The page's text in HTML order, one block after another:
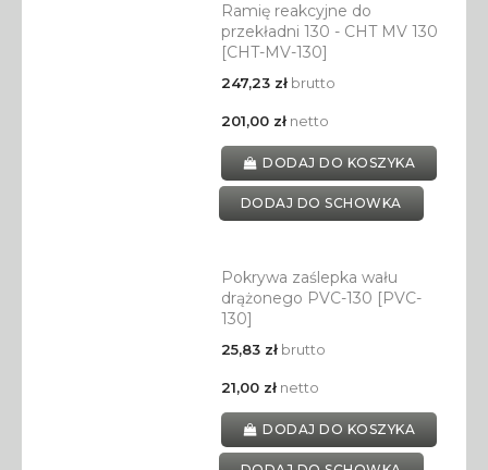
Ramię reakcyjne do
przekładni 130 - CHT MV 130
[CHT-MV-130]
247,23 złbrutto
201,00 złnetto
DODAJ DO KOSZYKA
DODAJ DO SCHOWKA
Pokrywa zaślepka wału
drążonego PVC-130 [PVC-
130]
25,83 złbrutto
21,00 złnetto
DODAJ DO KOSZYKA